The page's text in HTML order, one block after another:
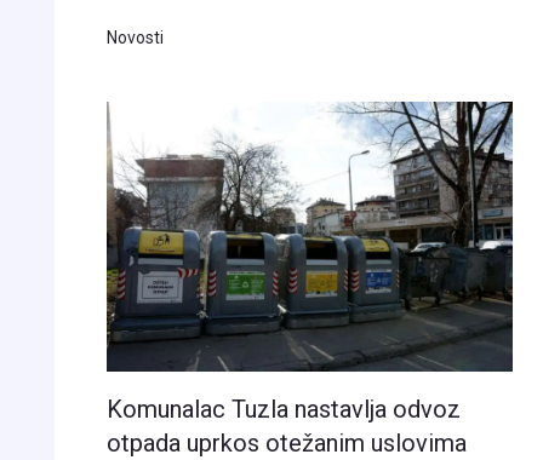
Novosti
Komunalac Tuzla nastavlja odvoz
otpada uprkos otežanim uslovima